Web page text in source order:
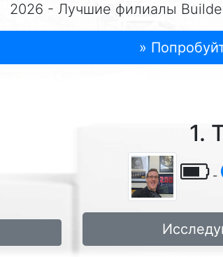
2026 - Лучшие филиалы
»
1.
-